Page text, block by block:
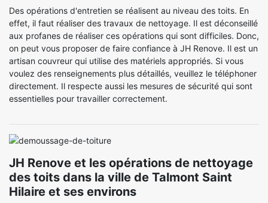
Des opérations d'entretien se réalisent au niveau des toits. En
effet, il faut réaliser des travaux de nettoyage. Il est déconseillé
aux profanes de réaliser ces opérations qui sont difficiles. Donc,
on peut vous proposer de faire confiance à JH Renove. Il est un
artisan couvreur qui utilise des matériels appropriés. Si vous
voulez des renseignements plus détaillés, veuillez le téléphoner
directement. Il respecte aussi les mesures de sécurité qui sont
essentielles pour travailler correctement.
JH Renove et les opérations de nettoyage
des toits dans la ville de Talmont Saint
Hilaire et ses environs